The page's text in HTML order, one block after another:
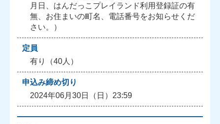
月日、はんだっこプレイランド利用登録証の有
無、お住まいの町名、電話番号をお知らせくだ
さい。）
定員
有り（40人）
申込み締め切り
2024年06月30日（日）23:59